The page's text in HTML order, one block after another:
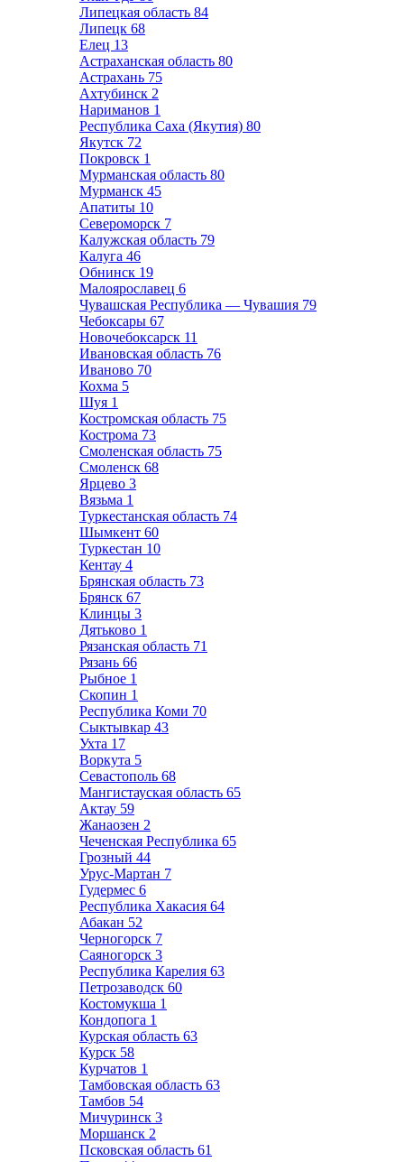
Липецкая область 84
Липецк 68
Елец 13
Астраханская область 80
Астрахань 75
Ахтубинск 2
Нариманов 1
Республика Саха (Якутия) 80
Якутск 72
Покровск 1
Мурманская область 80
Мурманск 45
Апатиты 10
Североморск 7
Калужская область 79
Калуга 46
Обнинск 19
Малоярославец 6
Чувашская Республика — Чувашия 79
Чебоксары 67
Новочебоксарск 11
Ивановская область 76
Иваново 70
Кохма 5
Шуя 1
Костромская область 75
Кострома 73
Смоленская область 75
Смоленск 68
Ярцево 3
Вязьма 1
Туркестанская область 74
Шымкент 60
Туркестан 10
Кентау 4
Брянская область 73
Брянск 67
Клинцы 3
Дятьково 1
Рязанская область 71
Рязань 66
Рыбное 1
Скопин 1
Республика Коми 70
Сыктывкар 43
Ухта 17
Воркута 5
Севастополь 68
Мангистауская область 65
Актау 59
Жанаозен 2
Чеченская Республика 65
Грозный 44
Урус-Мартан 7
Гудермес 6
Республика Хакасия 64
Абакан 52
Черногорск 7
Саяногорск 3
Республика Карелия 63
Петрозаводск 60
Костомукша 1
Кондопога 1
Курская область 63
Курск 58
Курчатов 1
Тамбовская область 63
Тамбов 54
Мичуринск 3
Моршанск 2
Псковская область 61